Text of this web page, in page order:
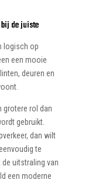
bij de juiste
logisch op
een mooie
deuren en
grotere rol dan
gebruikt.
dan wilt
te
uitstraling van
een moderne